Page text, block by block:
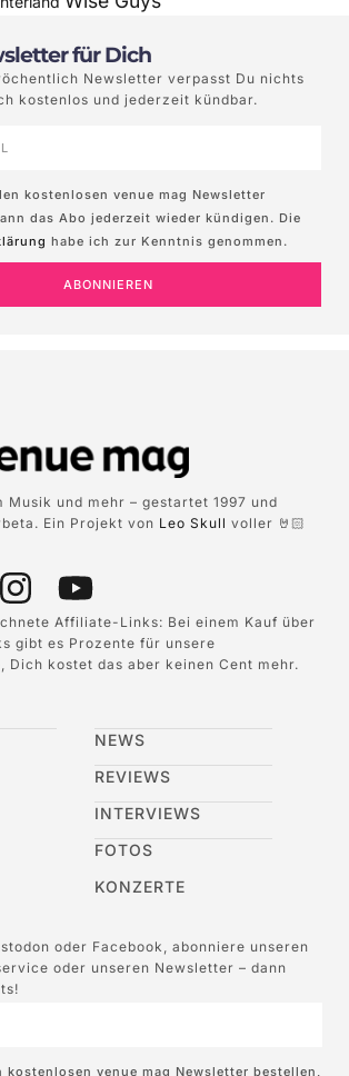
für Dich
Newsletter verpasst Du nichts
kostenlos und jederzeit kündbar.
kostenlosen venue mag Newsletter
das Abo jederzeit wieder kündigen. Die
habe ich zur Kenntnis genommen.
ABONNIEREN
Musik und mehr – gestartet 1997 und
Ein Projekt von Leo Skull voller 🤘🏻
Affiliate-Links: Bei einem Kauf über
gibt es Prozente für unsere
Dich kostet das aber keinen Cent mehr.
NEWS
REVIEWS
INTERVIEWS
FOTOS
KONZERTE
oder Facebook, abonniere unseren
oder unseren Newsletter – dann
kostenlosen venue mag Newsletter bestellen,